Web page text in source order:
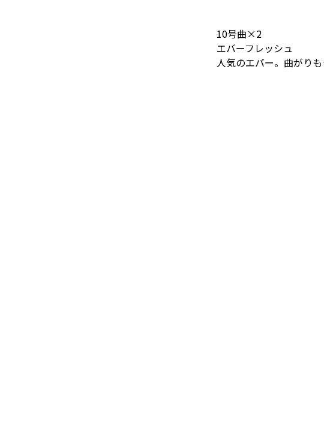
10号曲×2
エバーフレッシュ
人気のエバー。曲がり